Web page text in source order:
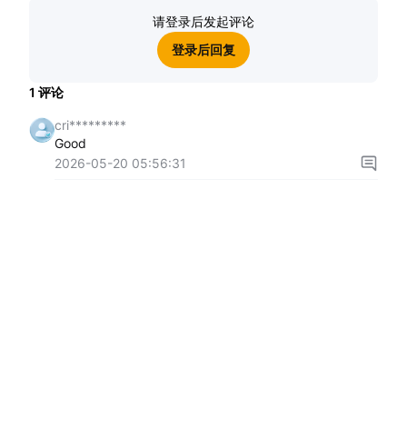
请登录后发起评论
登录后回复
1 评论
cri*********
Good
2026-05-20 05:56:31